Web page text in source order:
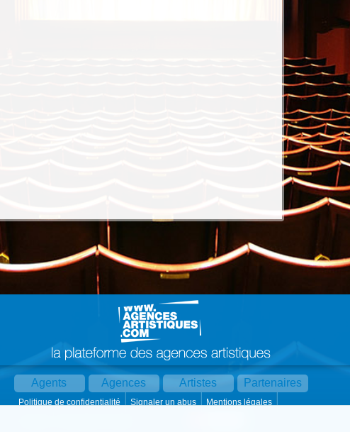
Agents Agences Artistes Partenaires
Politique de confidentialité Signaler un abus
Mentions légales